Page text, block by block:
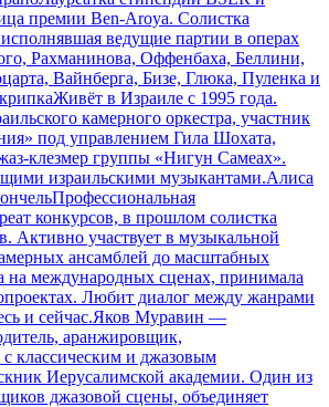
премии Ben-Aroya. Солистка
ведущие партии в операх
Рахманинова, Оффенбаха, Беллини,
Вайнберга, Бизе, Глюка, Пуленка и
в Израиле с 1995 года.
камерного оркестра, участник
под управлением Гила Шохата,
клезмер группы «Нигун Самеах».
израильскими музыкантами.Алиса
конкурсов, в прошлом солистка
Активно участвует в музыкальной
ансамблей до масштабных
на международных сценах, принимала
Любит диалог между жанрами
и сейчас.Яков Муравин —
аранжировщик,
классическим и джазовым
Иерусалимской академии. Один из
джазовой сцены, объединяет